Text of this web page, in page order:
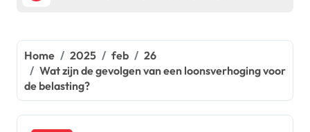
Home 2025 feb
26
Wat zijn de gevolgen van een loonsverhoging voor
de belasting?